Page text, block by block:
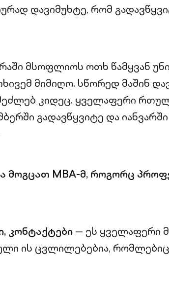
დავიმუხტე, რომ
მსოფლიოს ოთხ წამყვან
მიმიღო. სწორედ მაშინ
კიდეც. ყველაფერი
გადავწყვიტე და
მოგცათ MBA-მ, როგორც
კონტაქტები — ეს ყველაფერი
ის ცვლილებებია,